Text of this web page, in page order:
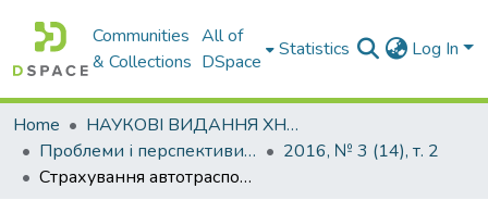
Communities
& Collections
All of
DSpace
Statistics Log In
Home
НАУКОВІ ВИДАННЯ ХНАДУ
Проблеми і перспективи розвитку підприємництва
2016, № 3 (14), т. 2
Страхування автотраспорту в Україні: стан розвитку та сучасні новації